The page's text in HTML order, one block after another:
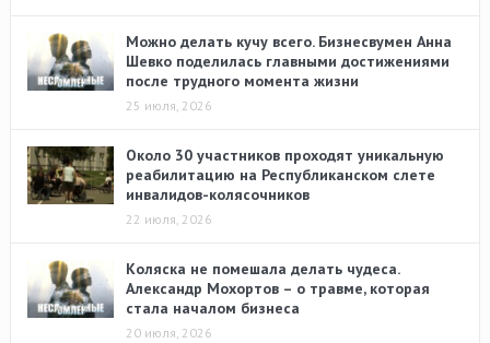
Можно делать кучу всего. Бизнесвумен Анна
Шевко поделилась главными достижениями
после трудного момента жизни
25 июля, 2026
Около 30 участников проходят уникальную
реабилитацию на Республиканском слете
инвалидов-колясочников
22 июля, 2026
Коляска не помешала делать чудеса.
Александр Мохортов – о травме, которая
стала началом бизнеса
20 июля, 2026